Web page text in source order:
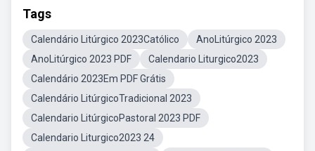
Tags
Calendário Litúrgico 2023Católico
AnoLitúrgico 2023
AnoLitúrgico 2023 PDF
Calendario Liturgico2023
Calendário 2023Em PDF Grátis
Calendário LitúrgicoTradicional 2023
Calendario LitúrgicoPastoral 2023 PDF
Calendario Liturgico2023 24